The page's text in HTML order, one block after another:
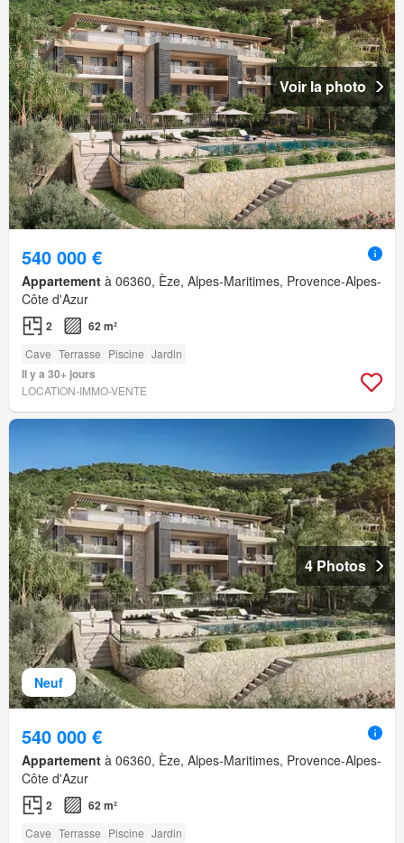
Voir la photo
540 000 €
Appartement à 06360, Èze, Alpes-Maritimes, Provence-Alpes-
Côte d'Azur
2 62 m²
Cave Terrasse Piscine Jardin
Il y a 30+ jours
LOCATION-IMMO-VENTE
Neuf
4 Photos
540 000 €
Appartement à 06360, Èze, Alpes-Maritimes, Provence-Alpes-
Côte d'Azur
2 62 m²
Cave Terrasse Piscine Jardin